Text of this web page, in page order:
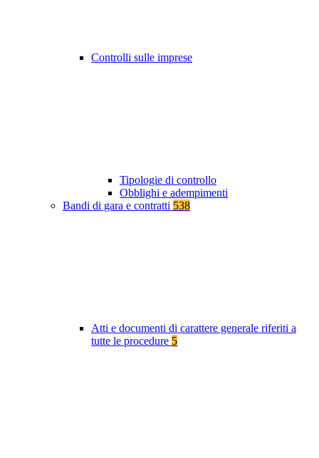
Controlli sulle imprese
Tipologie di controllo
Obblighi e adempimenti
Bandi di gara e contratti 538
Atti e documenti di carattere generale riferiti a
tutte le procedure 5